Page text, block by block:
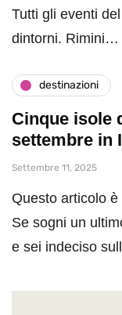
Tutti gli eventi
dintorni. Rimini…
destinazioni
Cinque isole
settembre in
Settembre 11, 2025
Questo articolo
Se sogni un
e sei indeciso